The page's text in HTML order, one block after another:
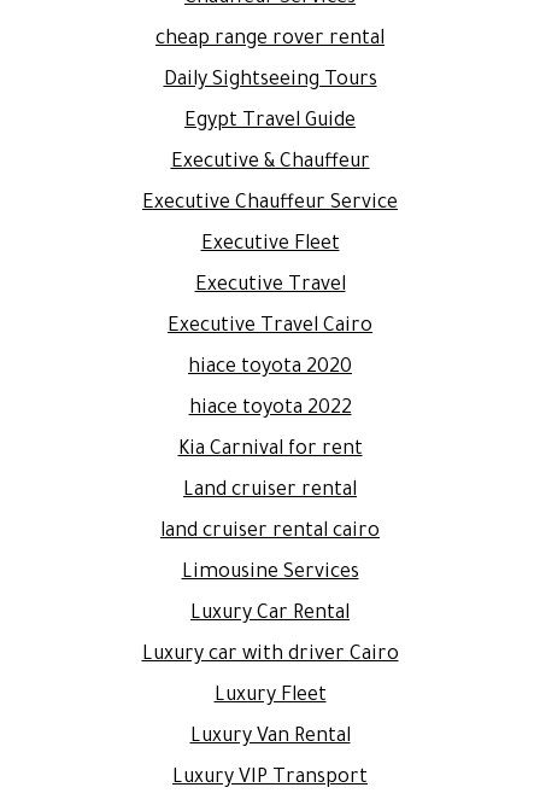
cheap range rover rental
Daily Sightseeing Tours
Egypt Travel Guide
Executive & Chauffeur
Executive Chauffeur Service
Executive Fleet
Executive Travel
Executive Travel Cairo
hiace toyota 2020
hiace toyota 2022
Kia Carnival for rent
Land cruiser rental
land cruiser rental cairo
Limousine Services
Luxury Car Rental
Luxury car with driver Cairo
Luxury Fleet
Luxury Van Rental
Luxury VIP Transport